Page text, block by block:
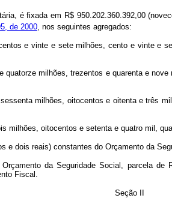
é fixada em R$ 950.202.360.392,00
de 2000 , nos seguintes agregados:
e vinte e sete milhões, cento e vinte
milhões, trezentos e quarenta e
milhões, oitocentos e oitenta e três
milhões, oitocentos e setenta e quatro mil,
e dois reais) constantes do Orçamento da
da Seguridade Social, parcela
Fiscal.
Seção II